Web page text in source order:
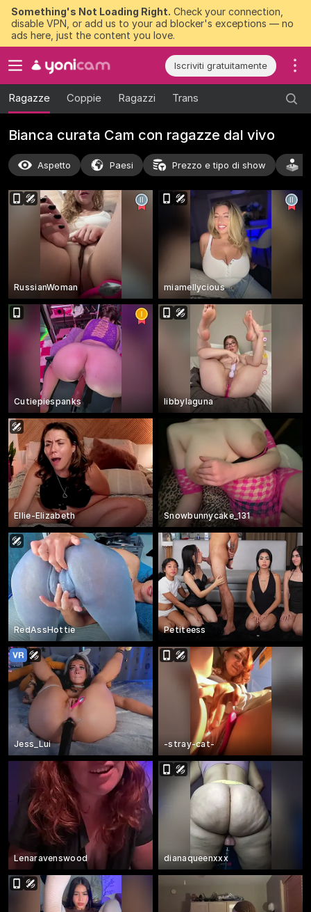
Something's Not Loading Right. Check your connection,
disable VPN, or add us to your ad blocker's exceptions — no
ads here, just the content you love.
Iscriviti gratuitamente
Ragazze Coppie Ragazzi Trans
Bianca curata Cam con ragazze dal vivo
Aspetto Paesi Prezzo e tipo di show
RussianWoman miamellycious
Cutiepiespanks libbylaguna
Ellie-Elizabeth Snowbunnycake_131
RedAssHottie Petiteess
Jess_Lui -stray-cat-
Lenaravenswood dianaqueenxxx